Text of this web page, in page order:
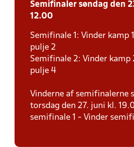
Semifinaler søndag den
12.00
Semifinale 1: Vinder kamp
pulje 2
Semifinale 2: Vinder kamp
pulje 4
Vinderne af semifinalerne
torsdag den 27. juni kl.
semifinale 1 - Vinder